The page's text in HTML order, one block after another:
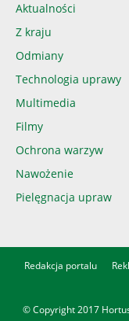
Aktualności
Z kraju
Odmiany
Technologia uprawy
Multimedia
Filmy
Ochrona warzyw
Nawożenie
Pielęgnacja upraw
Redakcja portalu
© Copyright 2017